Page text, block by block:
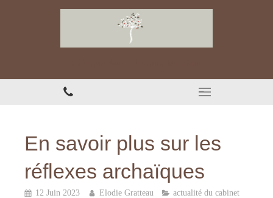
En savoir plus sur les
réflexes archaïques
12 Juin 2023 Elodie Gratteau
actualité du cabinet